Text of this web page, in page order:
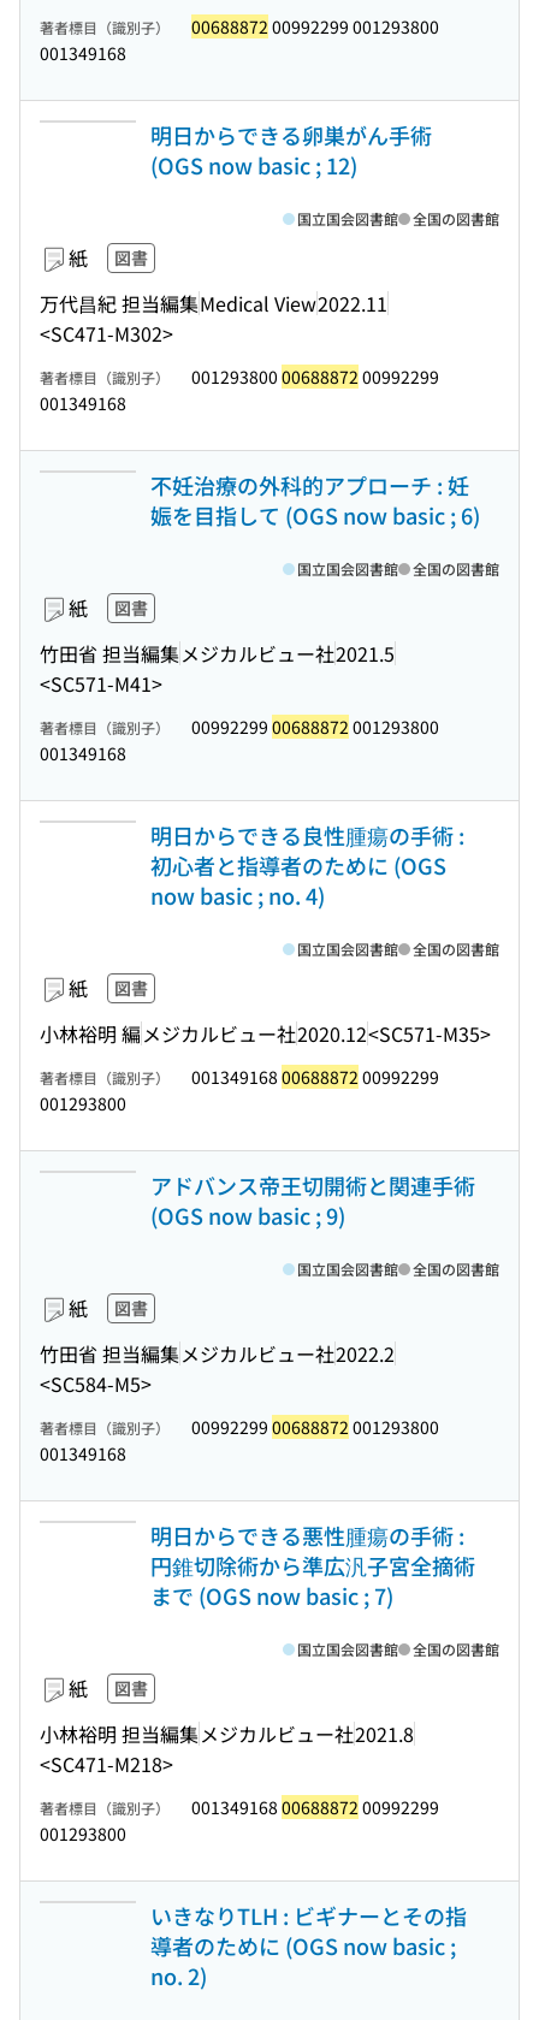
著者標目（識別子） 00688872 00992299 001293800
001349168
明日からできる卵巣がん手術
(OGS now basic ; 12)
紙 図書
万代昌紀 担当編集Medical View2022.11
<SC471-M302>
国立国会図書館 全国の図書館
著者標目（識別子） 001293800 00688872 00992299
001349168
不妊治療の外科的アプローチ : 妊
娠を目指して (OGS now basic ; 6)
紙 図書
竹田省 担当編集メジカルビュー社2021.5
<SC571-M41>
国立国会図書館 全国の図書館
著者標目（識別子） 00992299 00688872 001293800
001349168
明日からできる良性腫瘍の手術 :
初心者と指導者のために (OGS
now basic ; no. 4)
紙 図書
小林裕明 編 メジカルビュー社2020.12<SC571-M35>
国立国会図書館 全国の図書館
著者標目（識別子） 001349168 00688872 00992299
001293800
アドバンス帝王切開術と関連手術
(OGS now basic ; 9)
紙 図書
竹田省 担当編集メジカルビュー社2022.2
<SC584-M5>
国立国会図書館 全国の図書館
著者標目（識別子） 00992299 00688872 001293800
001349168
明日からできる悪性腫瘍の手術 :
円錐切除術から準広汎子宮全摘術
まで (OGS now basic ; 7)
紙 図書
小林裕明 担当編集メジカルビュー社2021.8
<SC471-M218>
国立国会図書館 全国の図書館
著者標目（識別子） 001349168 00688872 00992299
001293800
いきなりTLH : ビギナーとその指
導者のために (OGS now basic ;
no. 2)